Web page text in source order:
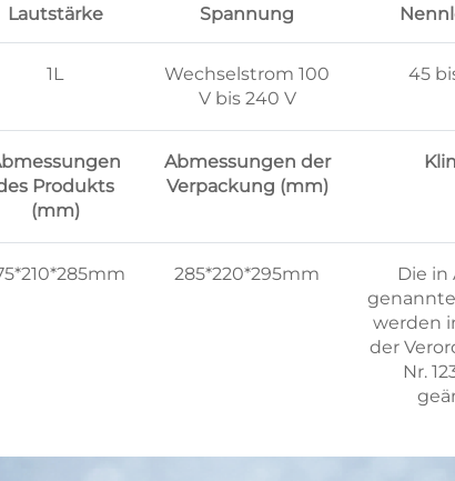
Lautstärke Spannung
1L
Wechselstrom 100
V bis 240 V
45
Produkts
(mm)
Abmessungen der
Verpackung (mm)
285*220*295mm
Die in
werden
der
Nr.